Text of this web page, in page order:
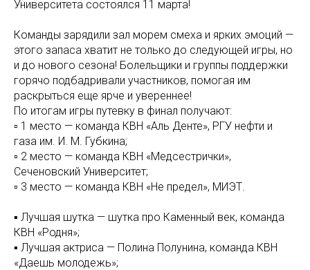
Университета состоялся 11 марта!
Команды зарядили зал морем смеха и ярких эмоций —
этого запаса хватит не только до следующей игры, но
и до нового сезона! Болельщики и группы поддержки
горячо подбадривали участников, помогая им
раскрыться еще ярче и увереннее!
По итогам игры путевку в финал получают:
▫️ 1 место — команда КВН «Аль Денте», РГУ нефти и
газа им. И. М. Губкина;
▫️ 2 место — команда КВН «Медсестрички»,
Сеченовский Университет;
▫️ 3 место — команда КВН «Не предел», МИЭТ.
▪️ Лучшая шутка — шутка про Каменный век, команда
КВН «Родня»;
▪️ Лучшая актриса — Полина Полунина, команда КВН
«Даешь молодежь»;